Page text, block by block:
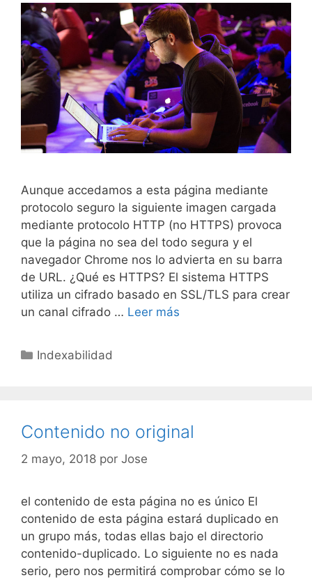
Aunque accedamos a esta página mediante
protocolo seguro la siguiente imagen cargada
mediante protocolo HTTP (no HTTPS) provoca
que la página no sea del todo segura y el
navegador Chrome nos lo advierta en su barra
de URL. ¿Qué es HTTPS? El sistema HTTPS
utiliza un cifrado basado en SSL/TLS para crear
un canal cifrado … Leer más
Categorías
Indexabilidad
Contenido no original
2 mayo, 2018 por Jose
el contenido de esta página no es único El
contenido de esta página estará duplicado en
un grupo más, todas ellas bajo el directorio
contenido-duplicado. Lo siguiente no es nada
serio, pero nos permitirá comprobar cómo se lo